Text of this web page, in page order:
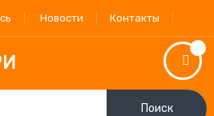
Новости Контакты
Поиск